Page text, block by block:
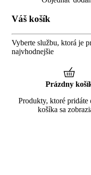
Váš košík
Vyberte službu, ktorá je
najvhodnejšie
Prázdny
Produkty, ktoré pridáte
košíka sa